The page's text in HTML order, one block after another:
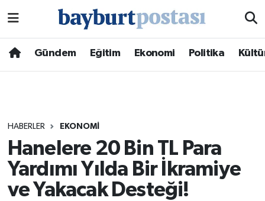
Gündem Eğitim Ekonomi Politika
HABERLER EKONOMI
Hanelere 20 Bin TL Para
Yardımı Yılda Bir İkramiye
ve Yakacak Desteği!
Hava Durumu
Süper Lig Puan Durumu ve Fikstür
Tüm Manşetler